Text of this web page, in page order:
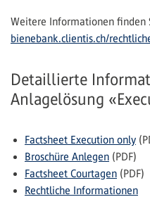
Weitere Informationen finden
bienebank.clientis.ch/
Detaillierte
Anlagelösung
Factsheet Execution only
Broschüre Anlegen (PDF)
Factsheet Courtagen (PDF)
Rechtliche Informationen